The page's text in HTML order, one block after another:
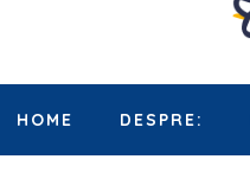
HOME DESPRE: